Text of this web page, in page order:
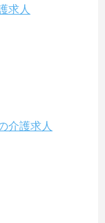
求人
介護求人